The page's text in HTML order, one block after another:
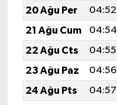
20 Ağu Per
04:52
21 Ağu Cum
04:54
22 Ağu Cts
04:55
23 Ağu Paz
04:56
24 Ağu Pts
04:57